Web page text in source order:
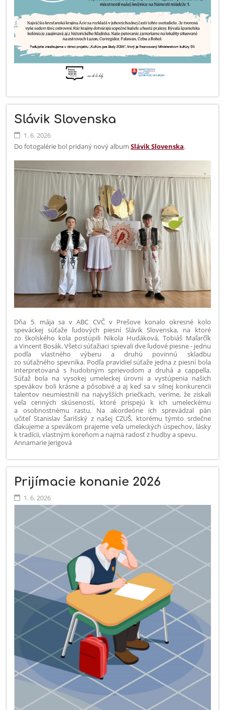
Slávik Slovenska
1. 6. 2026
Do fotogalérie bol pridaný nový albumSlávik Slovenska.
Dňa 5. mája sa v ABC CVČ v Prešove konalo okresné kolo
speváckej súťaže ľudových piesní Slávik Slovenska, na ktoré
zo školského kola postúpili Nikola Hudáková, Tobiáš Maľarčîk
a Vincent Bosák. Všetci súťažiaci spievali dve ľudové piesne - jednu
podľa vlastného výberu a druhú povinnú skladbu
zo súťažného spevníka. Podľa pravidiel súťaže jedna z piesní bola
interpretovaná s hudobným sprievodom a druhá a cappella.
Súťaž bola na vysokej umeleckej úrovni a vystúpenia našich
spevákov boli krásne a pôsobivé a aj keď sa v silnej konkurencii
talentov neumiestnili na najvyšších priečkach, veríme, že získali
veľa cenných skúseností, ktoré prispejú k ich umeleckému
a osobnostnému rastu. Na akordeóne ich sprevádzal pán
učiteľ Stanislav Šarišský z našej CZUŠ, ktorému týmto srdečne
ďakujeme a spevákom prajeme veľa umeleckých úspechov, lásky
k tradícii, vlastným koreňom a najmä radosť z hudby a spevu.
Annamarie Jerigová
Prijímacie konanie 2026
1. 6. 2026